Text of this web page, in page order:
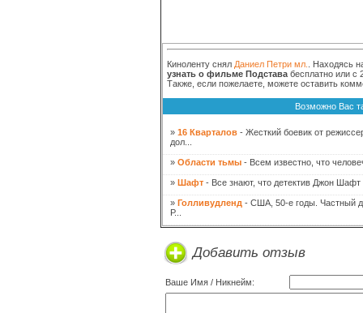
Киноленту снял Даниел Петри мл.
. Находясь
узнать о фильме Подстава бесплатно или с
Также, если пожелаете, можете оставить
Возможно Вас
» 16 Кварталов - Жесткий боевик от
дол...
» Области тьмы - Всем известно, что
» Шафт - Все знают, что детектив Джон Шафт
» Голливудленд - США, 50-е годы. Частный
Р...
Добавить отзыв
Ваше Имя / Никнейм: